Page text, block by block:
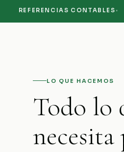
CONTABLES·
LO QUE HACEMOS
Todo lo
necesita